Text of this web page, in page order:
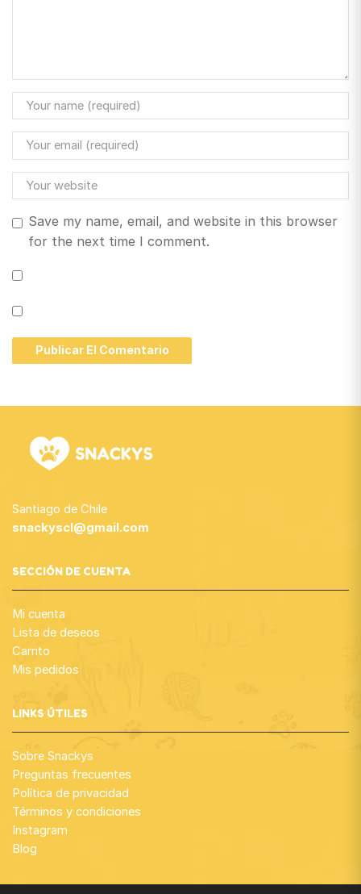
Save my name, email, and website in this browser
for the next time I comment.
Santiago de Chile
snackyscl@gmail.com
SECCIÓN DE CUENTA
Mi cuenta
Lista de deseos
Carrito
Mis pedidos
LINKS ÚTILES
Sobre Snackys
Preguntas frecuentes
Política de privacidad
Términos y condiciones
Instagram
Blog